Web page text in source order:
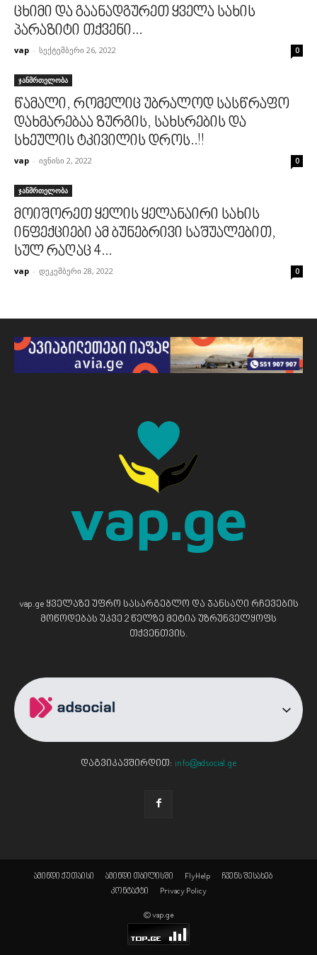
ცხიმი და გაანადგურეთ ყველა სახის
პარაზიტი თქვენი...
vap - სექტემბერი 26, 2022 0
ჯანმრთელობა
წამალი, რომელიც უბრალოდ სასწრაფო
დახმარებაა ზურგის, სახსრების და
სხეულის ტკივილის დროს..!!
vap - ივნისი 2, 2022 0
ჯანმრთელობა
მოიშორეთ ყელის ყელანაირი სახის
ინფექციები ამ ბუნებრივი საშუალებით,
სულ რაღაც 4...
vap - დეკემბერი 28, 2022 0
vap.ge ყველაზე უფრო სასარგებლო და ჯანსაღი რჩევების
მოწოდებას უკვე 2 წელზე მეტია უზრუნველყოფს
თქვენთვის.
დაგვიკავშირდით: info@adsocial.ge
ამინდი ქუთაისი ამინდი თბილისში FlyHelp
ჩვენს შესახებ
კონტაქტი
Privacy Policy
© vap.ge